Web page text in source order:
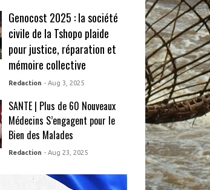
Genocost 2025 : la société
civile de la Tshopo plaide
pour justice, réparation et
mémoire collective
Redaction - Aug 3, 2025
SANTE | Plus de 60 Nouveaux
Médecins S’engagent pour le
Bien des Malades
Redaction - Aug 23, 2025